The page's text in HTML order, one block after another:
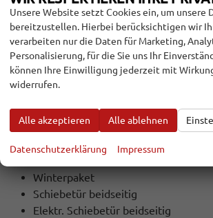
3 Zonen Klimaautomatik
Standheizung
Frontscheibe beheizbar
Uhr & Drehzahlmesser
3 Jahre Anschlussgarantie an die
bis 200.000km
70L Kraftstoffbehälter
Winterpaket
Schiebetür beidseitig
Elektr. Schiebetür beidseitig
Unsere Website setzt Cookies ein, um unsere
bereitzustellen. Hierbei berücksichtigen wir
verarbeiten nur die Daten für Marketing,
Personalisierung, für die Sie uns Ihr
können Ihre Einwilligung jederzeit mit
widerrufen.
Alle akzeptieren Alle ablehnen
Datenschutzerklärung Impressum